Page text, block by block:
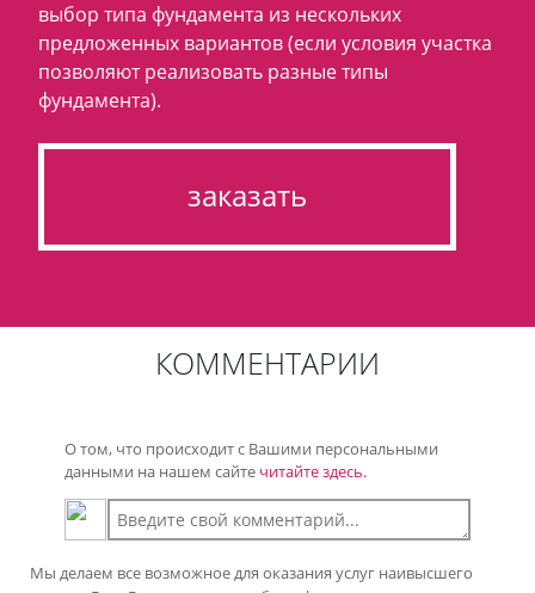
выбор типа фундамента из нескольких
предложенных вариантов (если условия участка
позволяют реализовать разные типы
фундамента).
заказать
КОММЕНТАРИИ
О том, что происходит с Вашими персональными
данными на нашем сайте читайте здесь.
Мы делаем все возможное для оказания услуг наивысшего